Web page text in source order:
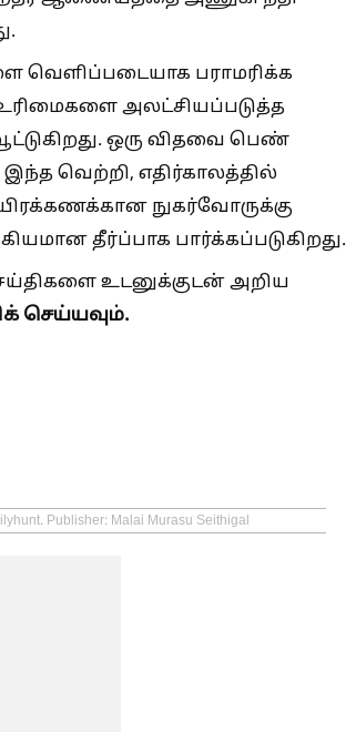
வெளிப்படையாக பராமரிக்க
அலட்சியப்படுத்த
ஒரு விதவை பெண்
வெற்றி, எதிர்காலத்தில்
நுகர்வோருக்கு
தீர்ப்பாக பார்க்கப்படுகிறது.
உடனுக்குடன் அறிய
செய்யவும்.
Publisher: Malai Murasu Seithigal